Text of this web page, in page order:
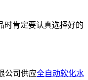
时肯定要认真选择好的
公司供应全自动软化水